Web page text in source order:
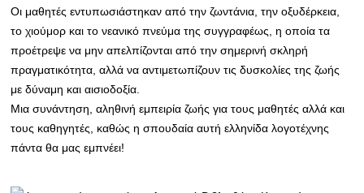
Οι μαθητές εντυπωσιάστηκαν από την ζωντάνια, την οξυδέρκεια,
το χιούμορ και το νεανικό πνεύμα της συγγραφέως, η οποία τα
προέτρεψε να μην απελπίζονται από την σημερινή σκληρή
πραγματικότητα, αλλά να αντιμετωπίζουν τις δυσκολίες της ζωής
με δύναμη και αισιοδοξία.
Μια συνάντηση, αληθινή εμπειρία ζωής για τους μαθητές αλλά και
τους καθηγητές, καθώς η σπουδαία αυτή ελληνίδα λογοτέχνης
πάντα θα μας εμπνέει!